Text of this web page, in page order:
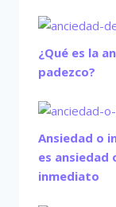
¿Qué es la
padezco?
Ansiedad o
es ansiedad
inmediato